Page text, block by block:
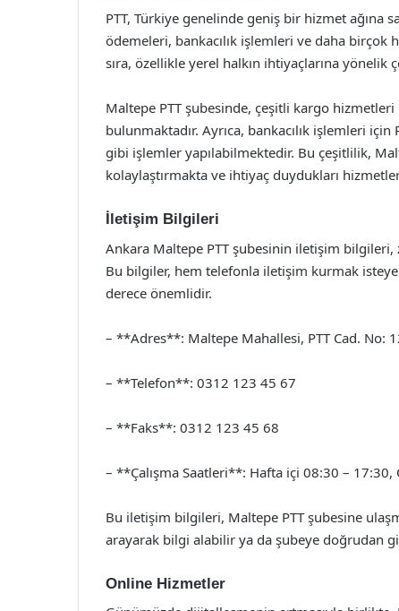
PTT, Türkiye genelinde geniş bir hizmet
ödemeleri, bankacılık işlemleri ve daha birçok
sıra, özellikle yerel halkın ihtiyaçlarına yönelik
Maltepe PTT şubesinde, çeşitli kargo
bulunmaktadır. Ayrıca, bankacılık işlemleri
gibi işlemler yapılabilmektedir. Bu çeşitlilik,
kolaylaştırmakta ve ihtiyaç duydukları
İletişim Bilgileri
Ankara Maltepe PTT şubesinin iletişim
Bu bilgiler, hem telefonla iletişim kurmak
derece önemlidir.
– **Adres**: Maltepe Mahallesi, PTT Cad. No:
– **Telefon**: 0312 123 45 67
– **Faks**: 0312 123 45 68
– **Çalışma Saatleri**: Hafta içi 08:30 – 17:30,
Bu iletişim bilgileri, Maltepe PTT şubesine
arayarak bilgi alabilir ya da şubeye doğrudan
Online Hizmetler